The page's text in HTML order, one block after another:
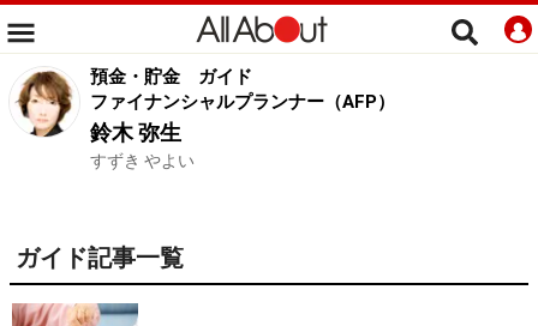
預金・貯金
ガイド
ファイナンシャルプランナー（AFP）
鈴木 弥生
すずき やよい
ガイド記事一覧